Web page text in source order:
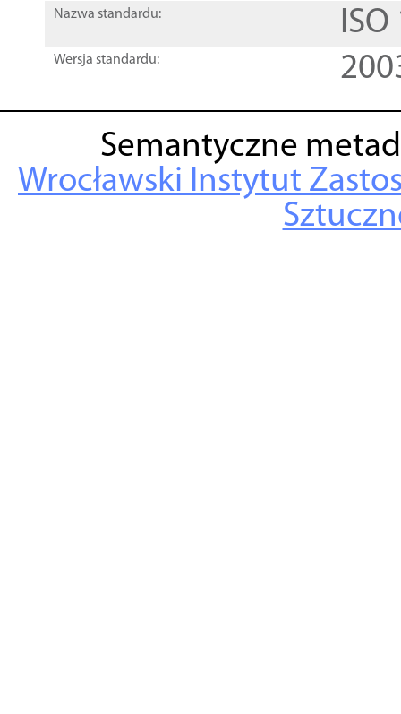
Nazwa standardu:
Wersja standardu:
Semantyczne
Wrocławski Instytut